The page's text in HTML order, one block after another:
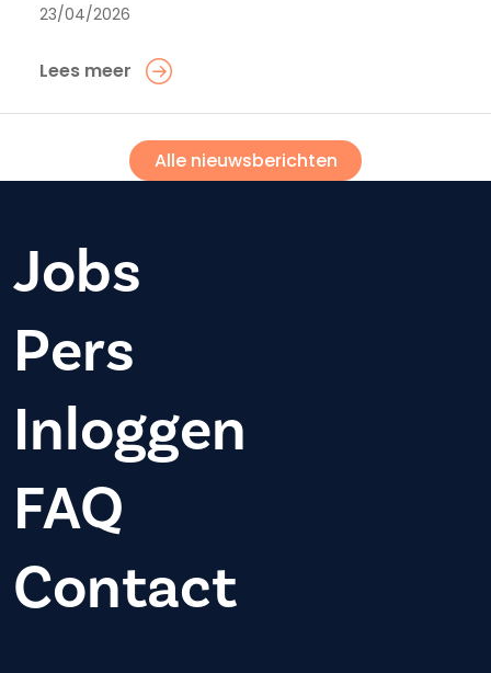
23/04/2026
Lees meer
Alle nieuwsberichten
Jobs
Pers
Inloggen
FAQ
Contact